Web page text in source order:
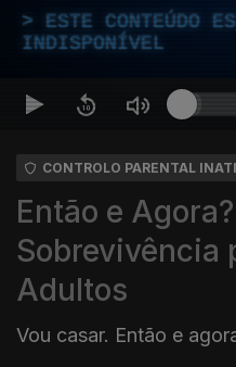
ESTE CONTEÚDO
INDISPONÍVEL
CONTROLO PARENTAL
Então e
Sobrevivência
Adultos
Vou casar. Então e